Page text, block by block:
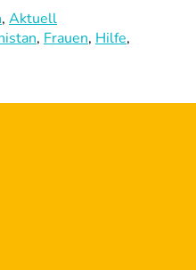
, Aktuell
, Frauen, Hilfe,